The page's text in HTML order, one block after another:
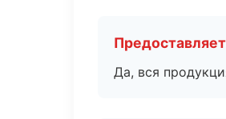
Да, вся